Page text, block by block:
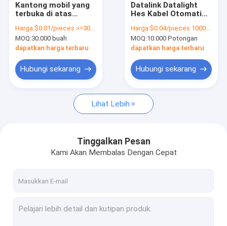
Hubungi Kami
Berita
Kantong Poly yang Sudah Dibuka Sebelumnya
Pakaian kartu
Kantong mobil yang
terbuka di atas
0,05 mm untuk
produk elektronik
Harga:$0.01/pieces >=30000 pieces
MOQ:30.000 buah
dapatkan harga terbaru
Hubungi sekarang
Datalink Datalight
Hes Kabel Otomatis
Kantong Kemasan
Poly Berlubang
Harga:$0.04/pieces 10000-199999 pieces
MOQ:10.000 Potongan
dapatkan harga terbaru
Hubungi sekarang
Lihat Lebih
Tinggalkan Pesan
Kami Akan Membalas Dengan Cepat